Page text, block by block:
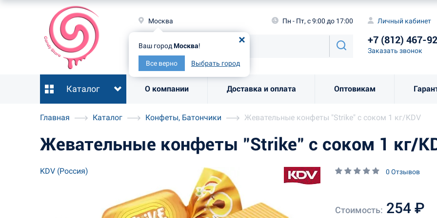
Москва
Ваш город Москва!
Все верно Выбрать город
Пн - Пт, с 9:00 до 17:00 Личный кабинет
+7 (812) 467-
Заказать звонок
Каталог О компании Доставка и оплата Оптовикам
Ваш городМосква
Все верно
Заказать
Главная Каталог Конфеты, Батончики Жевательные конфеты "Strike" с соком 1 кг/KDV
Жевательные конфеты "Strike" с соком 1 кг/
KDV (Россия) 0 Отзывов
Стоимость: 254 ₽